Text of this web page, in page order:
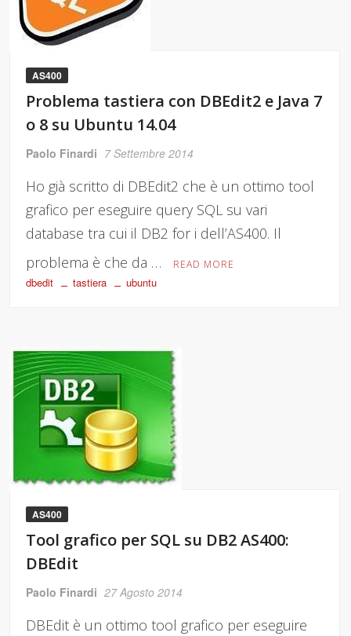
AS400
Problema tastiera con DBEdit2 e Java 7
o 8 su Ubuntu 14.04
Paolo Finardi 7 Settembre 2014
Ho già scritto di DBEdit2 che è un ottimo tool
grafico per eseguire query SQL su vari
database tra cui il DB2 for i dell’AS400. Il
problema è che da …
READ MORE
dbedit tastiera ubuntu
AS400
Tool grafico per SQL su DB2 AS400:
DBEdit
Paolo Finardi 27 Agosto 2014
DBEdit è un ottimo tool grafico per eseguire